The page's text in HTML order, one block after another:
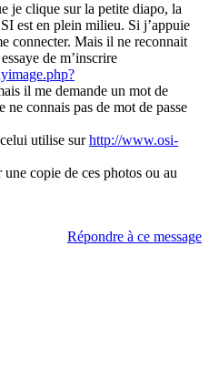
je clique sur la petite diapo, la
est en plein milieu. Si j’appuie
connecter. Mais il ne reconnait
de m’inscrire
il me demande un mot de
ne connais pas de mot de passe
utilise surhttp://www.osi-
copie de ces photos ou au
Répondre à ce message